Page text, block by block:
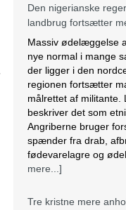
Den nigerianske
landbrug fortsætter
Massiv ødelæggelse
nye normal i mange
der ligger i den
regionen fortsætter
målrettet af militante.
beskriver det som
Angriberne bruger
spænder fra drab,
fødevarelagre og
mere...]
Tre kristne mere